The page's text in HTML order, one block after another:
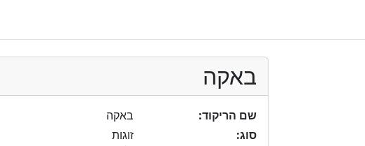
באקה
שם הריקוד:
באקה
סוג:
זוגות